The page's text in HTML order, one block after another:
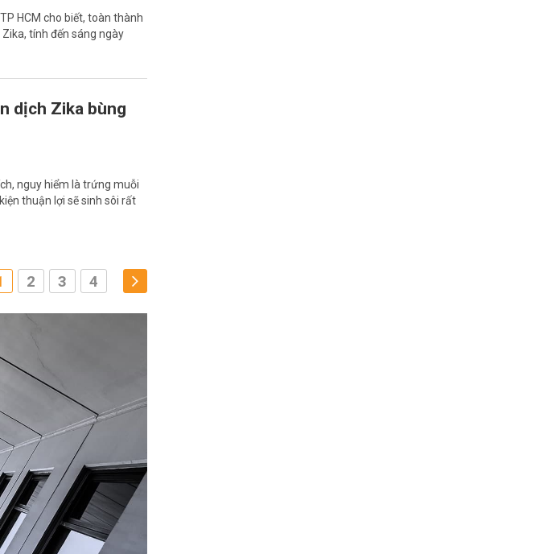
HCM cho biết, toàn thành
tính đến sáng ngày
dịch Zika bùng
nguy hiểm là trứng muỗi
thuận lợi sẽ sinh sôi rất
2 3 4